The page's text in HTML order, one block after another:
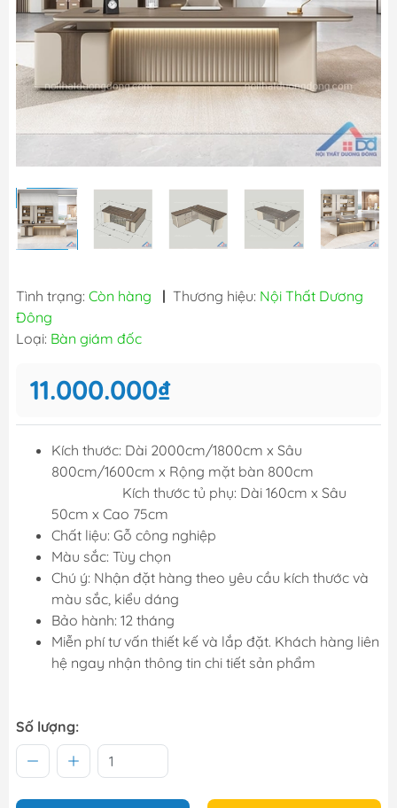
Tình trạng: Còn hàng | Thương hiệu: Nội Thất Dương
Đông
Loại: Bàn giám đốc
11.000.000₫
Kích thước: Dài 2000cm/1800cm x Sâu
800cm/1600cm x Rộng mặt bàn 800cm
Kích thước tủ phụ: Dài 160cm x Sâu
50cm x Cao 75cm
Chất liệu: Gỗ công nghiệp
Màu sắc: Tùy chọn
Chú ý: Nhận đặt hàng theo yêu cầu kích thước và
màu sắc, kiểu dáng
Bảo hành: 12 tháng
Miễn phí tư vấn thiết kế và lắp đặt. Khách hàng liên
hệ ngay nhận thông tin chi tiết sản phẩm
Số lượng: